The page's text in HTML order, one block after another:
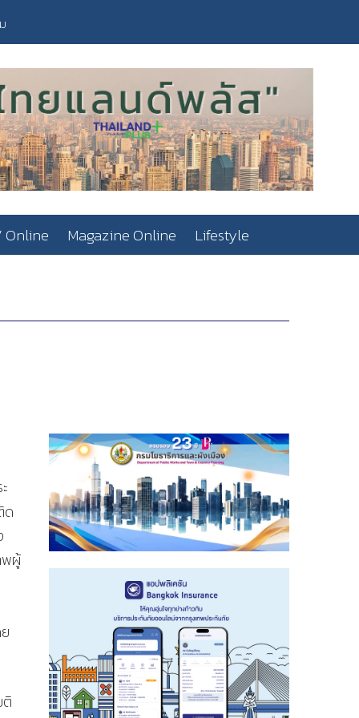
Online Magazine Online Lifestyle
ด
พผู้